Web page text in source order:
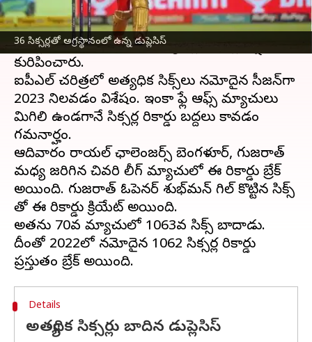
36 సిక్సర్లతో అగ్రస్థానంలో ఉన్న డుప్లెసిస్
ఇండియన్ ప్రీమియర్ లీగ్2023లో బ్యాటర్లు సిక్సర్ల
మోత మోగించారు. ఈ సీజన్లో ఇప్పటికే 200 కు
స్కోర్లు నమోదు కావడంతో బ్యాటర్లు సిక్సర్ల వర్షం
కురిపించారు.
ఐపీఎల్ చరిత్రలో అత్యధిక సిక్స్‌లు నమోదైన సీజన్‌గా
2023 నిలవడం విశేషం. ఇంకా ఫ్లే ఆఫ్స్ మ్యాచులు
మిగిలి ఉండగానే సిక్సర్ల రికార్డు బద్దలు కావడం
గమనార్హం.
ఆదివారం రాయల్ ఛాలెంజర్స్ బెంగళూర్, గుజరాత్
మధ్య జరిగిన చివరి లీగ్ మ్యాచులో ఈ రికార్డు బ్రేక్
అయింది. గుజరాత్ ఓపెనర్ శుభ్‌మన్ గిల్ కొట్టిన సిక్స్
తో ఈ రికార్డు క్రియేట్ అయింది.
అతను 70వ మ్యాచులో 1063వ సిక్స్ బాదాడు.
దీంతో 2022లో నమోదైన 1062 సిక్సర్ల రికార్డు
Details
అత్యధిక సిక్సర్లు బాదిన డుప్లెసిస్